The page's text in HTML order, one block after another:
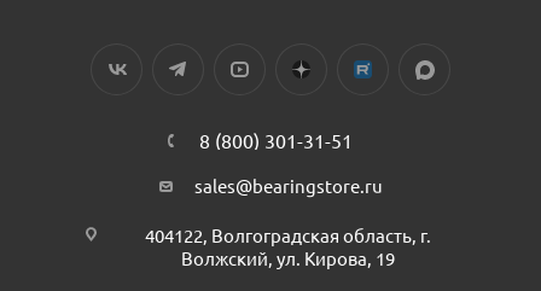
8 (800) 301-31-51
sales@bearingstore.ru
404122, Волгоградская область, г.
Волжский, ул. Кирова, 19